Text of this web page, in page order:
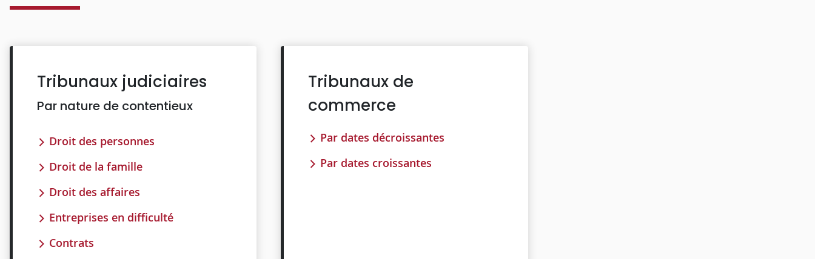
Tribunaux judiciaires
Par nature de contentieux
Droit des personnes
Droit de la famille
Droit des affaires
Entreprises en difficulté
Contrats
Tribunaux de
commerce
Par dates décroissantes
Par dates croissantes